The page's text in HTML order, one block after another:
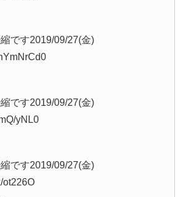
です2019/09/27(金)
です2019/09/27(金)
yNL0
です2019/09/27(金)
ot226O